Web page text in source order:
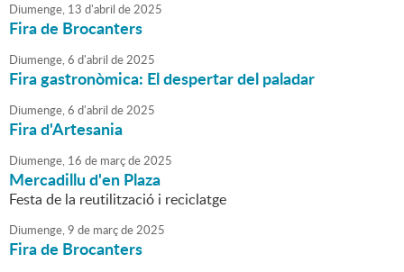
Diumenge, 13 d'abril de2025
Fira de Brocanters
Diumenge,6 d'abril de2025
Fira gastronòmica: El despertar del paladar
Diumenge,6 d'abril de2025
Fira d'Artesania
Diumenge, 16 de marçde2025
Mercadillu d'en Plaza
Festa de la reutilització i reciclatge
Diumenge,9 de marçde2025
Fira de Brocanters